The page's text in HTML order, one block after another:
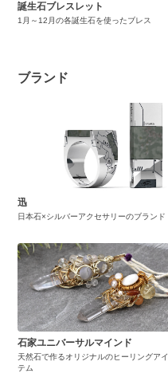
誕生石ブレスレット
1月～12月の各誕生石を使ったブレス
ブランド
迅
日本石×シルバーアクセサリーのブランド
石家ユニバーサルマインド
天然石で作るオリジナルのヒーリングアイ
テム